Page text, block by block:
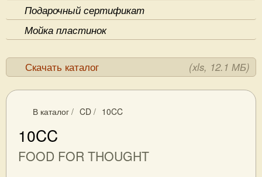
Подарочный сертификат
Мойка пластинок
Скачать каталог (xls, 12.1 МБ)
В каталог / CD / 10CC
10CC
FOOD FOR THOUGHT